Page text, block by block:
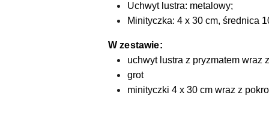
Uchwyt lustra: metalowy;
Minityczka: 4 x 30 cm, średnica
W zestawie:
uchwyt lustra z pryzmatem wraz
grot
minityczki 4 x 30 cm wraz z